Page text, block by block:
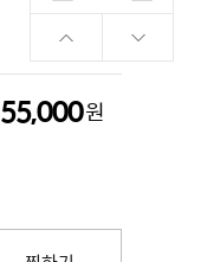
55,000
55,000원